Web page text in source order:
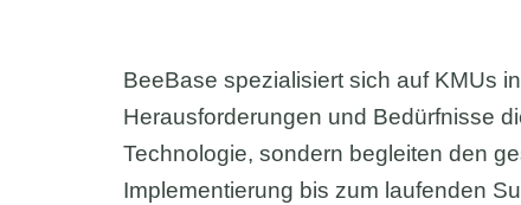
BeeBase spezialisiert sich auf KMUs
Herausforderungen und Bedürfnisse
Technologie, sondern begleiten den
Implementierung bis zum laufenden